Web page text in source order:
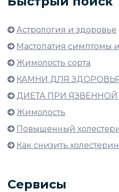
Астрология и здоровье
Мастопатия симптомы
Жимолость сорта
КАМНИ ДЛЯ
ДИЕТА ПРИ
Жимолость
Повышенный
Как снизить холестерин
Сервисы